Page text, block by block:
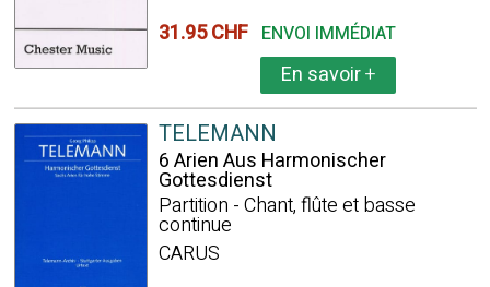
31.95 CHF ENVOI IMMÉDIAT
En savoir+
TELEMANN
6 Arien Aus Harmonischer
Gottesdienst
Partition - Chant, flûte et basse
continue
CARUS